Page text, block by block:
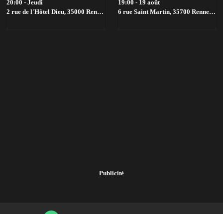
20:00 - Jeudi
2 rue de l'Hôtel Dieu, 35000 Rennes, France,
Rennes
19:00 - 19 août
6 rue Saint Martin, 35700 Rennes, France,
Publicité